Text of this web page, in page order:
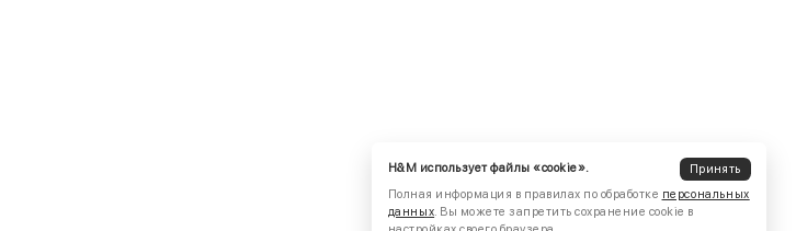
H&M использует файлы «cookie».
Принять
Полная информация в правилах по обработке персональных
данных. Вы можете запретить сохранение cookie в